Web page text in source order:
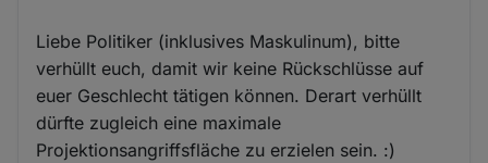
Liebe Politiker (inklusives Maskulinum), bitte
verhüllt euch, damit wir keine Rückschlüsse auf
euer Geschlecht tätigen können. Derart verhüllt
dürfte zugleich eine maximale
Projektionsangriffsfläche zu erzielen sein. :)